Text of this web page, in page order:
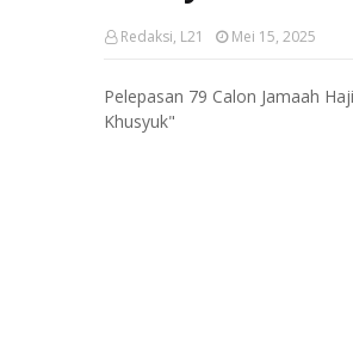
Redaksi, L21 Mei 15, 2025
Pelepasan 79 Calon Jamaah
Khusyuk"